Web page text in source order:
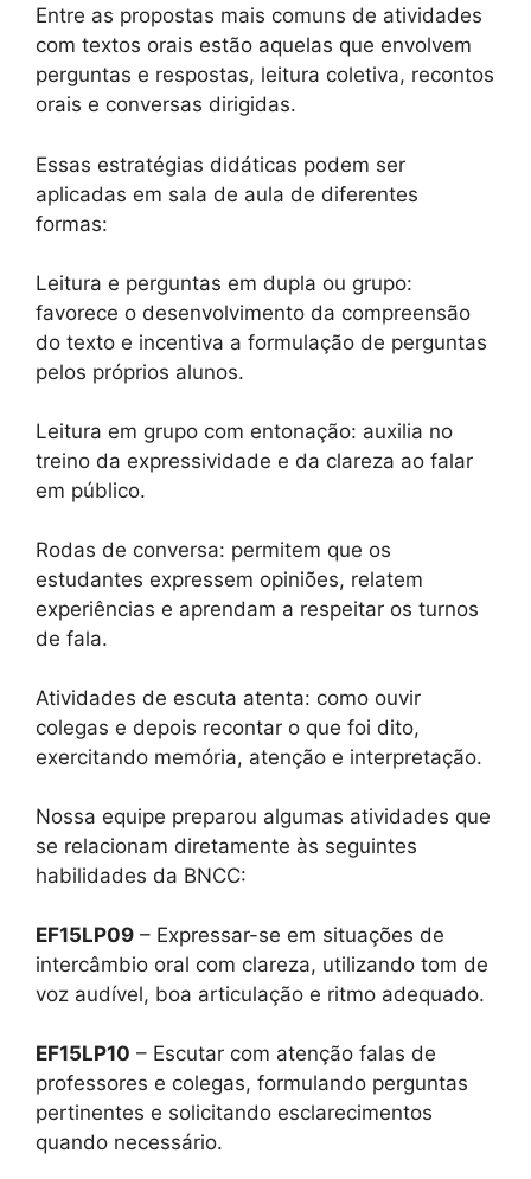
Entre as propostas mais comuns de atividades
com textos orais estão aquelas que envolvem
perguntas e respostas, leitura coletiva, recontos
orais e conversas dirigidas.
Essas estratégias didáticas podem ser
aplicadas em sala de aula de diferentes
formas:
Leitura e perguntas em dupla ou grupo:
favorece o desenvolvimento da compreensão
do texto e incentiva a formulação de perguntas
pelos próprios alunos.
Leitura em grupo com entonação: auxilia no
treino da expressividade e da clareza ao falar
em público.
Rodas de conversa: permitem que os
estudantes expressem opiniões, relatem
experiências e aprendam a respeitar os turnos
de fala.
Atividades de escuta atenta: como ouvir
colegas e depois recontar o que foi dito,
exercitando memória, atenção e interpretação.
Nossa equipe preparou algumas atividades que
se relacionam diretamente às seguintes
habilidades da BNCC:
EF15LP09 – Expressar-se em situações de
intercâmbio oral com clareza, utilizando tom de
voz audível, boa articulação e ritmo adequado.
EF15LP10 – Escutar com atenção falas de
professores e colegas, formulando perguntas
pertinentes e solicitando esclarecimentos
quando necessário.